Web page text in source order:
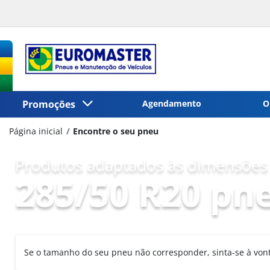
Promoções Agendamento
Página inicial Encontre o seu pneu
Produtos adaptados às dimensões
285/50 R20
Se o tamanho do seu pneu não corresponder, sinta-se à